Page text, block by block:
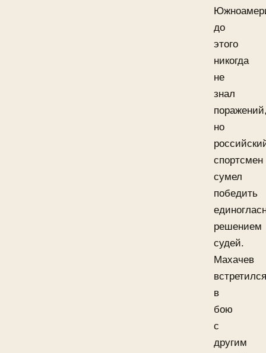
до
этого
никогда
не
знал
но
спортсмен
сумел
победить
решением
судей.
Махачев
встретился
в
бою
с
другим